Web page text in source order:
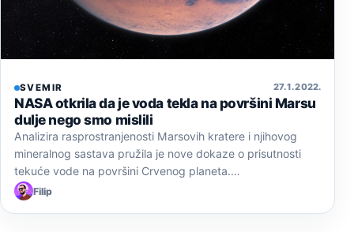
SVEMIR 27. 1. 2022.
NASA otkrila da je voda tekla na površini Marsu
dulje nego smo mislili
Analizira rasprostranjenosti Marsovih kratere i njihovog
mineralnog sastava pružila je nove dokaze o prisutnosti
tekuće vode na površini Crvenog planeta.…
Filip